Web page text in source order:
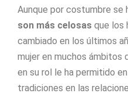
Aunque por costumbre se
son más celosas que los
cambiado en los últimos
mujer en muchos ámbitos
en su rol le ha permitido
tradiciones en las